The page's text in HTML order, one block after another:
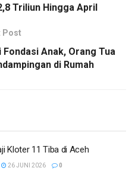
Triliun Hingga April
Post
Anak, Orang Tua
di Rumah
Kloter 11 Tiba di Aceh
26 JUNI 2026 0